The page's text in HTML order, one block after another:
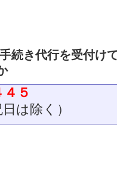
続き代行を受付け
５
は除く）